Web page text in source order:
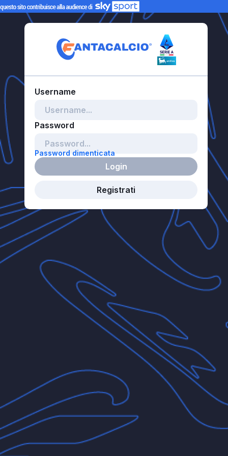
Password dimenticata
Login
Registrati